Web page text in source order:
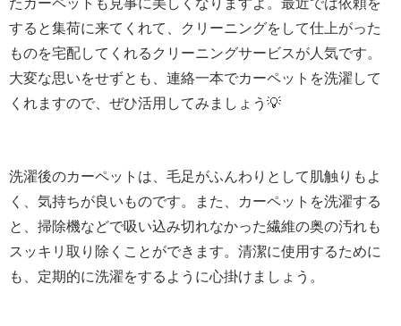
すると集荷に来てくれて、クリーニングをして仕上がった
ものを宅配してくれるクリーニングサービスが人気です。
大変な思いをせずとも、連絡一本でカーペットを洗濯して
くれますので、ぜひ活用してみましょう💡
洗濯後のカーペットは、毛足がふんわりとして肌触りもよ
く、気持ちが良いものです。また、カーペットを洗濯する
と、掃除機などで吸い込み切れなかった繊維の奥の汚れも
スッキリ取り除くことができます。清潔に使用するために
も、定期的に洗濯をするように心掛けましょう。